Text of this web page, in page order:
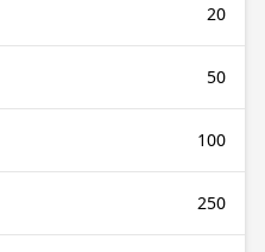
20
50
100
250